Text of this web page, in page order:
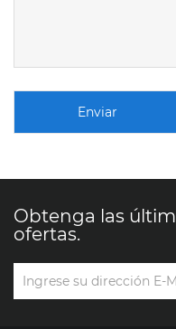
Enviar
Obtenga las
ofertas.